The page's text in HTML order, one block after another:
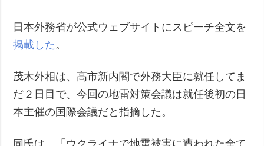
日本外務省が公式ウェブサイトにスピーチ全文を
掲載した 。
茂木外相は、高市新内閣で外務大臣に就任してま
だ２日目で、今回の地雷対策会議は就任後初の日
本主催の国際会議だと指摘した。
同氏は、「ウクライナで地雷被害に遭われた全て